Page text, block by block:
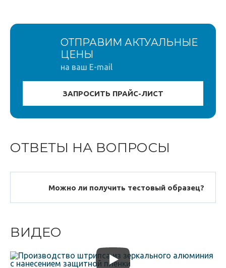
ОТПРАВИМ АКТУАЛЬНЫЕ
ЦЕНЫ
на ваш E-mail
ОТВЕТЫ НА ВОПРОСЫ
Можно ли получить тестовый образец?
ВИДЕО